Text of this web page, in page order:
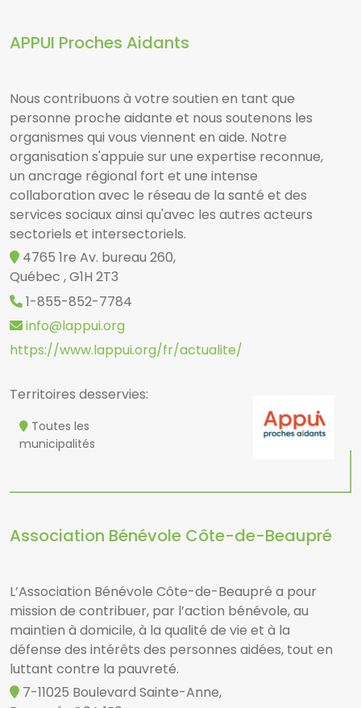
APPUI Proches Aidants
Nous contribuons à votre soutien en tant que
personne proche aidante et nous soutenons les
organismes qui vous viennent en aide. Notre
organisation s'appuie sur une expertise reconnue,
un ancrage régional fort et une intense
collaboration avec le réseau de la santé et des
services sociaux ainsi qu'avec les autres acteurs
sectoriels et intersectoriels.
4765 1re Av. bureau 260,
Québec , G1H 2T3
1-855-852-7784
info@lappui.org
https://www.lappui.org/fr/actualite/
Territoires desservies:
Toutes les
municipalités
Association Bénévole Côte-de-Beaupré
L’Association Bénévole Côte-de-Beaupré a pour
mission de contribuer, par l’action bénévole, au
maintien à domicile, à la qualité de vie et à la
défense des intérêts des personnes aidées, tout en
luttant contre la pauvreté.
7-11025 Boulevard Sainte-Anne,